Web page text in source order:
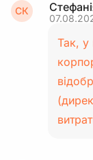
СК
Так, у